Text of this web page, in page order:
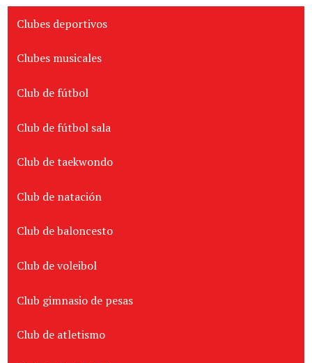
Clubes deportivos
Clubes musicales
Club de fútbol
Club de fútbol sala
Club de taekwondo
Club de natación
Club de baloncesto
Club de voleibol
Club gimnasio de pesas
Club de atletismo